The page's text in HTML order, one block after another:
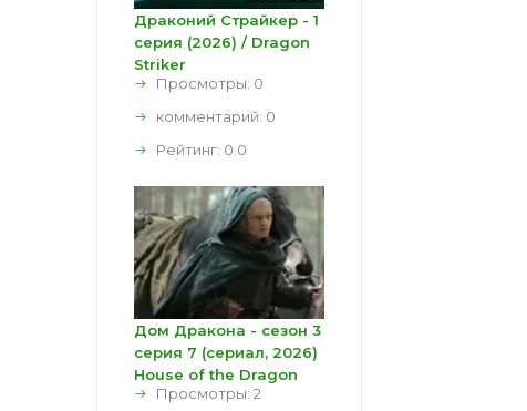
Драконий Страйкер - 1
серия (2026) / Dragon
Striker
Просмотры: 0
комментарий: 0
Рейтинг: 0.0
Дом Дракона - сезон 3
серия 7 (сериал, 2026)
House of the Dragon
Просмотры: 2